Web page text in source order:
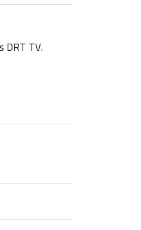
DRT TV.